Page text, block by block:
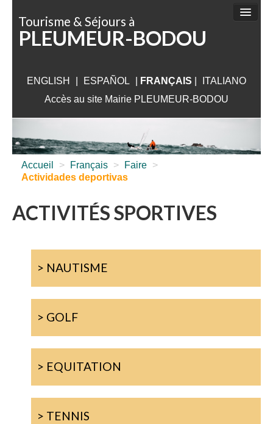
Tourisme & Séjours à
PLEUMEUR-BODOU
ENGLISH ESPAÑOL FRANÇAIS
ITALIANO
Accès au site Mairie PLEUMEUR-BODOU
FAIRE
SÉJOURNER
VISITER
INFORMATIONS PRATIQUES
Accueil
> Français > Faire >
Actividades deportivas
ACTIVITÉS SPORTIVES
> NAUTISME
> GOLF
> EQUITATION
> TENNIS